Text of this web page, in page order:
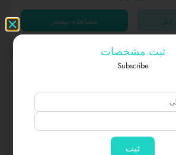
مشاهده بیشتر
دکتر افشین مقصودی
Afshin Maghsoodi
ثبت مشخصات
Subscribe
ثبت